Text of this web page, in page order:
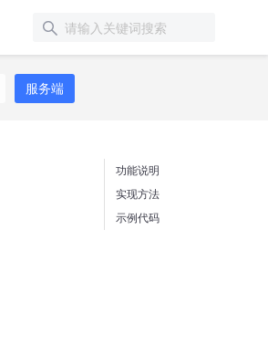
服务端
功能说明
实现方法
示例代码